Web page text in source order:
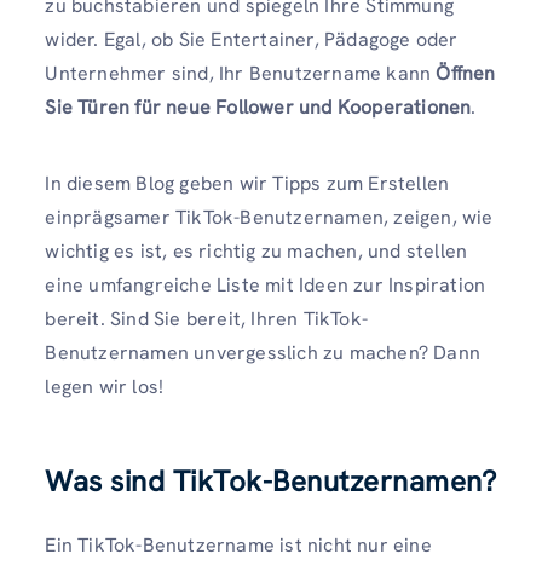
wider. Egal, ob Sie Entertainer, Pädagoge oder
Unternehmer sind, Ihr Benutzername kannÖffnen
Sie Türen für neue Follower und Kooperationen.
In diesem Blog geben wir Tipps zum Erstellen
einprägsamer TikTok-Benutzernamen, zeigen, wie
wichtig es ist, es richtig zu machen, und stellen
eine umfangreiche Liste mit Ideen zur Inspiration
bereit. Sind Sie bereit, Ihren TikTok-
Benutzernamen unvergesslich zu machen? Dann
legen wir los!
Was sind TikTok-Benutzernamen?
Ein TikTok-Benutzername ist nicht nur eine